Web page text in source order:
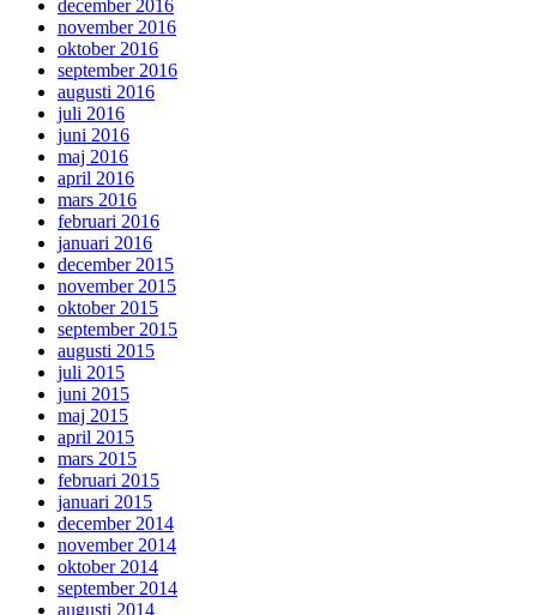
december 2016
november 2016
oktober 2016
september 2016
augusti 2016
juli 2016
juni 2016
maj 2016
april 2016
mars 2016
februari 2016
januari 2016
december 2015
november 2015
oktober 2015
september 2015
augusti 2015
juli 2015
juni 2015
maj 2015
april 2015
mars 2015
februari 2015
januari 2015
december 2014
november 2014
oktober 2014
september 2014
augusti 2014